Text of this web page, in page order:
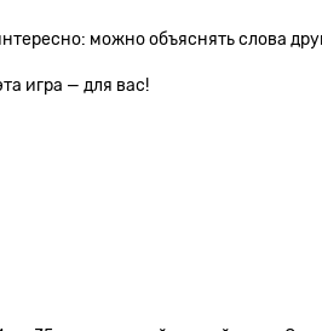
можно объяснять слова
игра — для вас!